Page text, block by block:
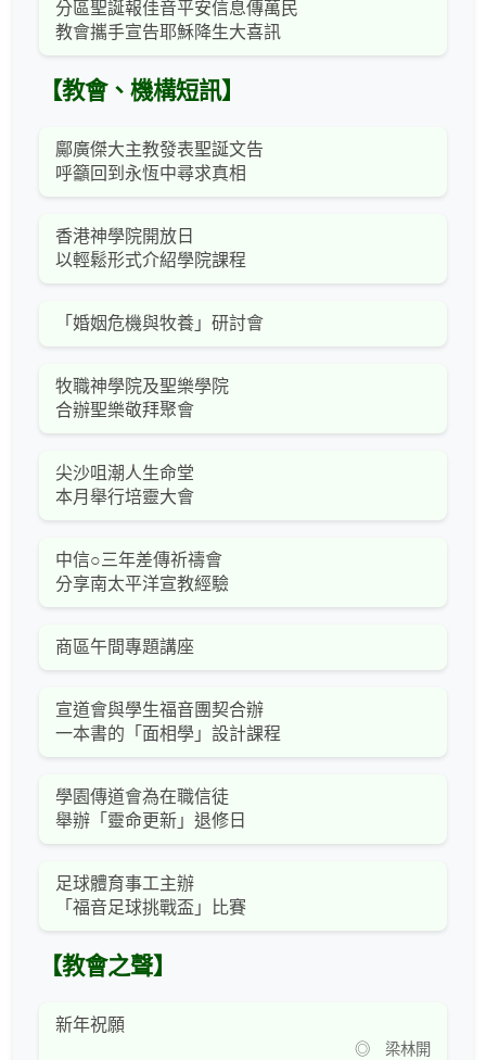
分區聖誕報佳音平安信息傳萬民
教會攜手宣告耶穌降生大喜訊
【教會、機構短訊】
鄺廣傑大主教發表聖誕文告
呼籲回到永恆中尋求真相
香港神學院開放日
以輕鬆形式介紹學院課程
「婚姻危機與牧養」研討會
牧職神學院及聖樂學院
合辦聖樂敬拜聚會
尖沙咀潮人生命堂
本月舉行培靈大會
中信○三年差傳祈禱會
分享南太平洋宣教經驗
商區午間專題講座
宣道會與學生福音團契合辦
一本書的「面相學」設計課程
學園傳道會為在職信徒
舉辦「靈命更新」退修日
足球體育事工主辦
「福音足球挑戰盃」比賽
【教會之聲】
新年祝願
◎ 梁林開